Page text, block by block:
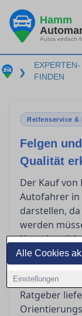
Alle Cookies
Einstellungen
Hamm
Autos einfach
❯
EXPERTEN-
FINDEN
Reifenservice &
Felgen
Qualität
Der Kauf von
Autofahrer in
darstellen,
werden
Fachwissen
rechtlichen
Ratgeber